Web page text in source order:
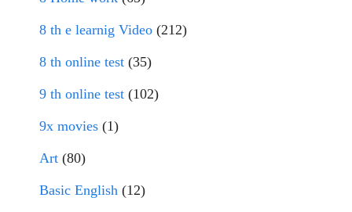
8 th e learnig Video (212)
8 th online test (35)
9 th online test (102)
9x movies (1)
Art (80)
Basic English (12)